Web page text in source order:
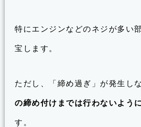
特にエンジンなどのネジが多い
宝します。
ただし、「締め過ぎ」が発生し
の締め付けまでは行わないよう
す。